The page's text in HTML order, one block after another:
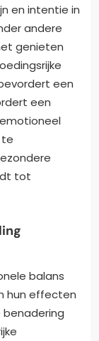
en intentie in
andere
genieten
een
een
te
tot
balans
hun effecten